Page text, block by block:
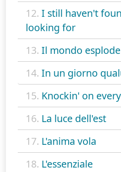
12. I still haven't
looking for
13. Il mondo esplode
14. In un giorno
15. Knockin' on
16. La luce dell'est
17. L'anima vola
18. L'essenziale